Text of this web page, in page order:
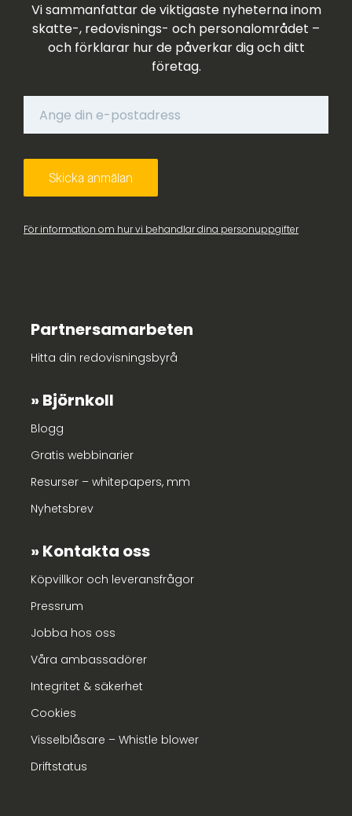
Vi sammanfattar de viktigaste nyheterna inom
skatte-, redovisnings- och personalområdet –
och förklarar hur de påverkar dig och ditt
företag.
För information om hur vi behandlar dina personuppgifter
Partnersamarbeten
Hitta din redovisningsbyrå
Björnkoll
Blogg
Gratis webbinarier
Resurser – whitepapers, mm
Nyhetsbrev
Kontakta oss
Köpvillkor och leveransfrågor
Pressrum
Jobba hos oss
Våra ambassadörer
Integritet & säkerhet
Cookies
Visselblåsare – Whistle blower
Driftstatus